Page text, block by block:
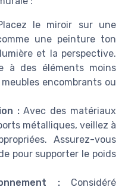
le miroir sur une
une peinture ton
et la perspective.
à des éléments moins
encombrants ou
:Avec des matériaux
métalliques, veillez à
Assurez-vous
pour supporter le poids
:Considéré